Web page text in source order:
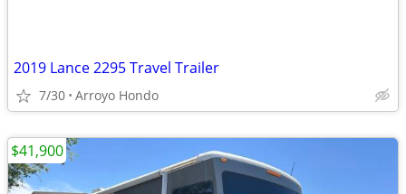
2019 Lance 2295 Travel Trailer
7/30 Arroyo Hondo
$41,900